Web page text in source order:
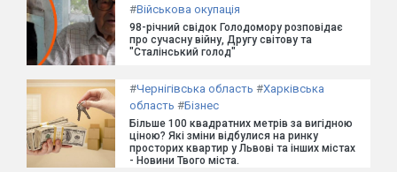
#Військова окупація
98-річний свідок Голодомору розповідає
про сучасну війну, Другу світову та
"Сталінський голод"
#Чернігівська область #Харківська
область #Бізнес
Більше 100 квадратних метрів за вигідною
ціною? Які зміни відбулися на ринку
просторих квартир у Львові та інших містах
- Новини Твого міста.